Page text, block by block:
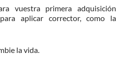
vuestra primera adquisición
aplicar corrector, como la
la vida.